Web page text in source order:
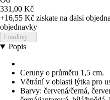
331,00 Kč
+16,55 Kč ziskate na dalsi
objednavky
Loading...
Popis
Ceruny o průměru 1,5 cm.
Větrání v oblasti lýtka pro
Barvy: červená/černá,